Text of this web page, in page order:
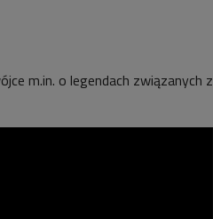
m.in. o legendach związanych z